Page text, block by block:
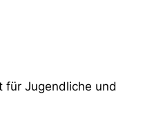
für Jugendliche und